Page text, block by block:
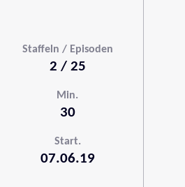
Staffeln / Episoden
2 / 25
Min.
30
Start.
07.06.19